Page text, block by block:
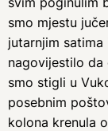
smo mjestu
jutarnjim satima
nagovijestilo da
smo stigli u
posebnim
kolona krenula